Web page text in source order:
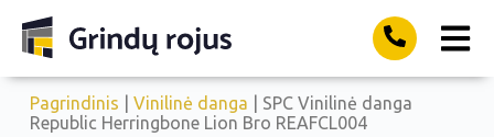
Pagrindinis Vinilinė danga | SPC Vinilinė danga
Republic Herringbone Lion Bro REAFCL004